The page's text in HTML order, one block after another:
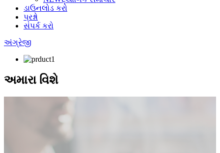
ડાઉનલોડ કરો
પ્રશ્નો
સંપર્ક કરો
અંગ્રેજી
અમારા વિશે